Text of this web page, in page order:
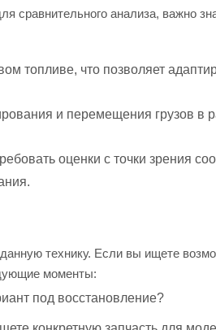
сравнительного анализа, важно
топливе, что позволяет
и перемещения грузов в
оценки с точки зрения
технику. Если вы ищете
моменты:
под восстановление?